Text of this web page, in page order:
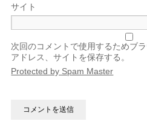
サイト
次回のコメントで使用するためブ
アドレス、サイトを保存する。
Protected by Spam Master